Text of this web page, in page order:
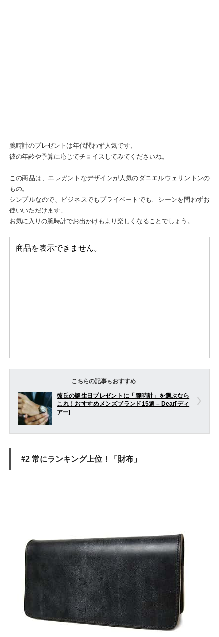
腕時計のプレゼントは年代問わず人気です。
彼の年齢や予算に応じてチョイスしてみてくださいね。
この商品は、エレガントなデザインが人気のダニエルウェリントンの
もの。
シンプルなので、ビジネスでもプライベートでも、シーンを問わずお
使いいただけます。
お気に入りの腕時計でお出かけもより楽しくなることでしょう。
こちらの記事もおすすめ
彼氏の誕生日プレゼントに「腕時計」を選ぶなら
これ！おすすめメンズブランド15選 – Dear[ディ
アー]
#2 常にランキング上位！「財布」